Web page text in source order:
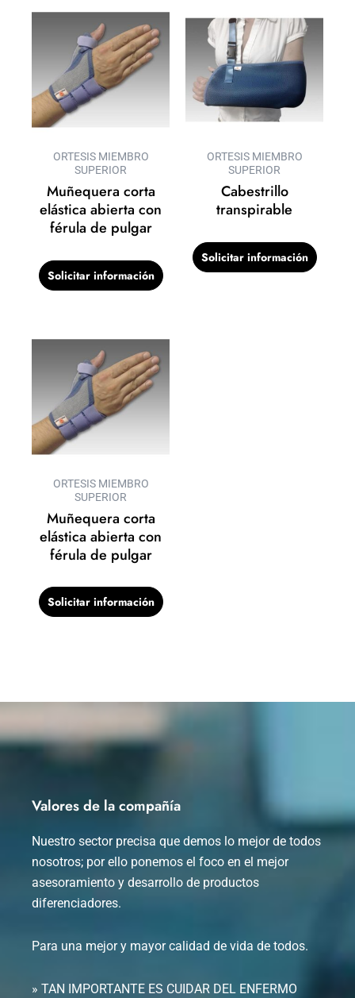
ORTESIS MIEMBRO
SUPERIOR
Muñequera corta
elástica abierta con
férula de pulgar
Solicitar información
ORTESIS MIEMBRO
SUPERIOR
Cabestrillo
transpirable
Solicitar información
ORTESIS MIEMBRO
SUPERIOR
Muñequera corta
elástica abierta con
férula de pulgar
Solicitar información
Valores de la compañía
Nuestro sector precisa que demos lo mejor de todos
nosotros; por ello ponemos el foco en el mejor
asesoramiento y desarrollo de productos
diferenciadores.
Para una mejor y mayor calidad de vida de todos.
» TAN IMPORTANTE ES CUIDAR DEL ENFERMO